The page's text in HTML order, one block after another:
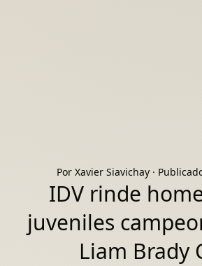
Por Xavier Siavichay·
IDV rinde
juveniles
Liam Brady